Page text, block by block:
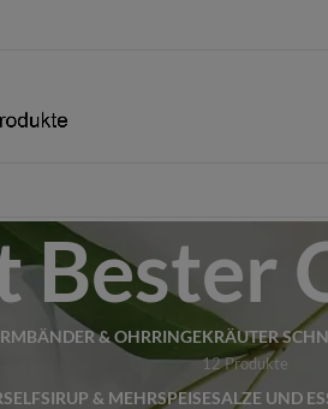
Bester
& OHRRINGEKRÄUTER
12 Produkte
SIRUP & MEHRSPEISESALZE UND